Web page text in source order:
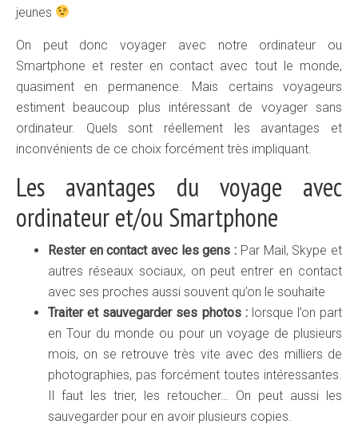
jeunes
On peut donc voyager avec notre ordinateur ou
Smartphone et rester en contact avec tout le monde,
quasiment en permanence. Mais certains voyageurs
estiment beaucoup plus intéressant de voyager sans
ordinateur. Quels sont réellement les avantages et
inconvénients de ce choix forcément très impliquant.
Les avantages du voyage avec
ordinateur et/ou Smartphone
Rester en contact avec les gens : Par Mail, Skype et
autres réseaux sociaux, on peut entrer en contact
avec ses proches aussi souvent qu’on le souhaite
Traiter et sauvegarder ses photos :lorsque l’on part
en Tour du monde ou pour un voyage de plusieurs
mois, on se retrouve très vite avec des milliers de
photographies, pas forcément toutes intéressantes.
Il faut les trier, les retoucher… On peut aussi les
sauvegarder pour en avoir plusieurs copies.